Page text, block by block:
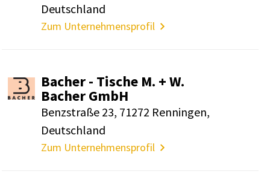
Deutsch­land
Zum Unternehmensprofil
Bacher - Tische M. + W.
Bacher GmbH
Benz­straße 23, 71272 Renningen,
Deutsch­land
Zum Unternehmensprofil